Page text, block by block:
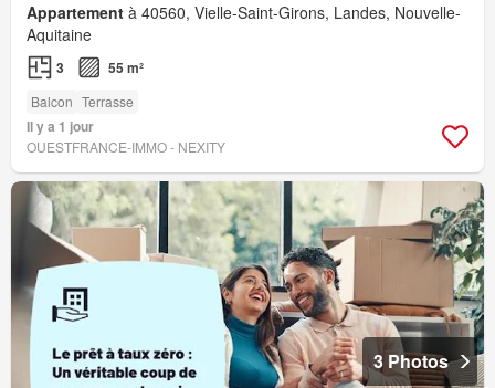
Appartement à 40560, Vielle-Saint-Girons, Landes, Nouvelle-
Aquitaine
3 55 m²
Balcon Terrasse
Il y a 1 jour
OUESTFRANCE-IMMO - NEXITY
3 Photos